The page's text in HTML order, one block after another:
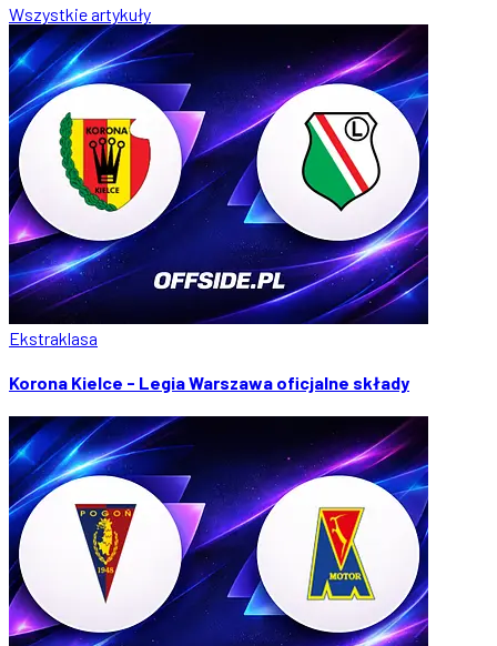
Wszystkie artykuły
Ekstraklasa
Korona Kielce - Legia Warszawa oficjalne składy